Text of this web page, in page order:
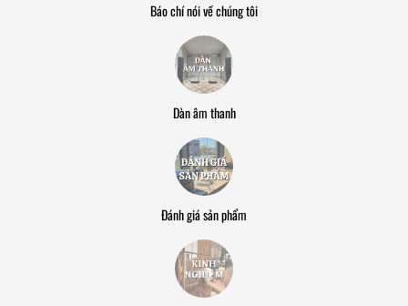
Báo chí nói về chúng tôi
Dàn âm thanh
Đánh giá sản phẩm